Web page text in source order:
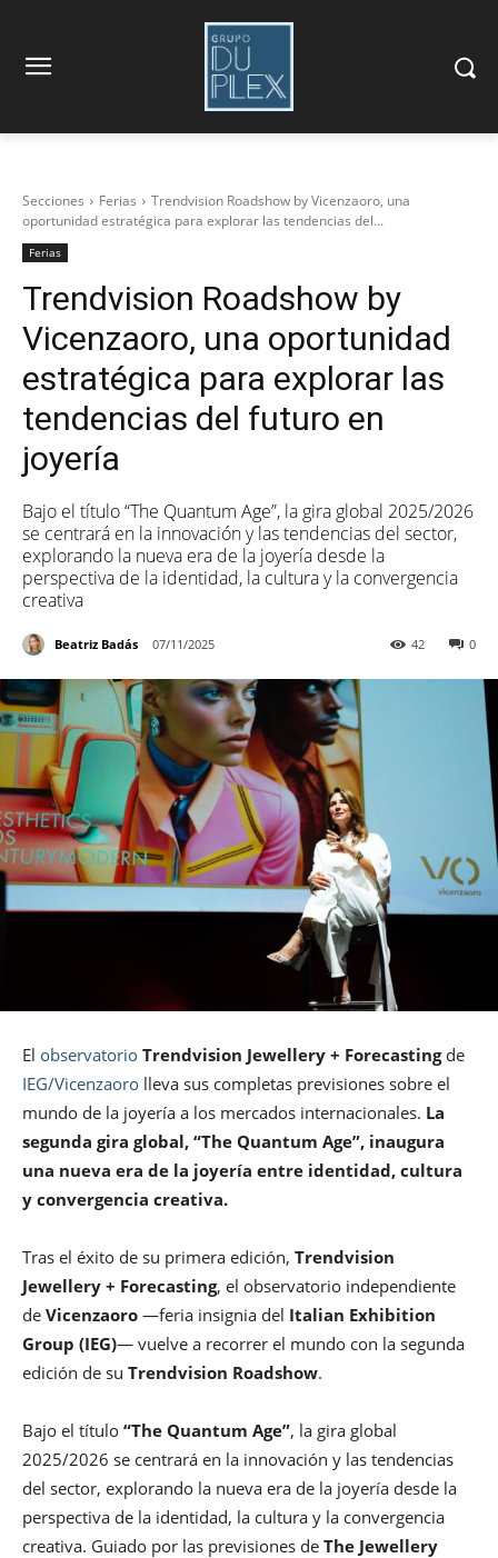
Secciones Ferias
Trendvision Roadshow by Vicenzaoro, una
oportunidad estratégica para explorar las tendencias del...
Ferias
Trendvision Roadshow by
Vicenzaoro, una oportunidad
estratégica para explorar las
tendencias del futuro en
joyería
Bajo el título “The Quantum Age”, la gira global 2025/2026
se centrará en la innovación y las tendencias del sector,
explorando la nueva era de la joyería desde la
perspectiva de la identidad, la cultura y la convergencia
creativa
Beatriz Badás 07/11/2025 0
42
El observatorio Trendvision Jewellery + Forecastingde
IEG/Vicenzaoro lleva sus completas previsiones sobre el
mundo de la joyería a los mercados internacionales. La
segunda gira global, “The Quantum Age”, inaugura
una nueva era de la joyería entre identidad, cultura
y convergencia creativa.
Tras el éxito de su primera edición, Trendvision
Jewellery + Forecasting, el observatorio independiente
de Vicenzaoro —feria insignia del Italian Exhibition
Group (IEG)— vuelve a recorrer el mundo con la segunda
edición de su Trendvision Roadshow.
Bajo el título “The Quantum Age”, la gira global
2025/2026 se centrará en la innovación y las tendencias
del sector, explorando la nueva era de la joyería desde la
perspectiva de la identidad, la cultura y la convergencia
creativa. Guiado por las previsiones de The Jewellery